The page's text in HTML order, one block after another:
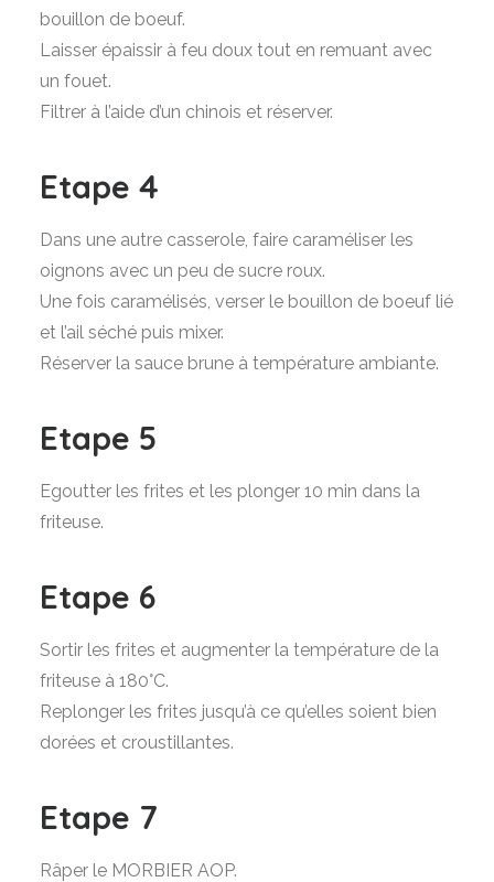
bouillon de boeuf.
Laisser épaissir à feu doux tout en remuant avec
un fouet.
Filtrer à l’aide d’un chinois et réserver.
Etape 4
Dans une autre casserole, faire caraméliser les
oignons avec un peu de sucre roux.
Une fois caramélisés, verser le bouillon de boeuf lié
et l’ail séché puis mixer.
Réserver la sauce brune à température ambiante.
Etape 5
Egoutter les frites et les plonger 10 min dans la
friteuse.
Etape 6
Sortir les frites et augmenter la température de la
friteuse à 180°C.
Replonger les frites jusqu’à ce qu’elles soient bien
dorées et croustillantes.
Etape 7
Râper le MORBIER AOP.